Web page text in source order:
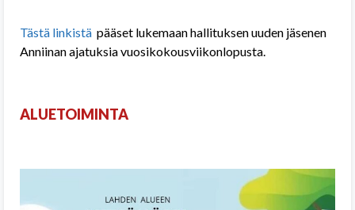
Tästä linkistä pääset lukemaan hallituksen uuden jäsenen
Anniinan ajatuksia vuosikokousviikonlopusta.
ALUETOIMINTA